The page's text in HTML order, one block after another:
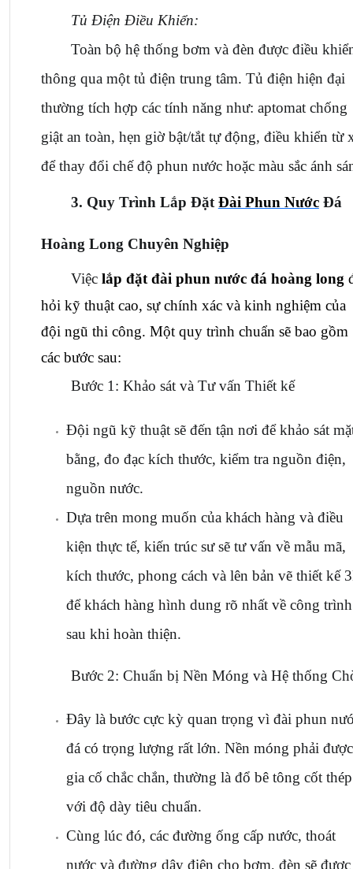
Tủ Điện Điều Khiển:
Toàn bộ hệ thống bơm và đèn được điều
thông qua một tủ điện trung tâm. Tủ điện hiện đại
thường tích hợp các tính năng như: aptomat chống
giật an toàn, hẹn giờ bật/tắt tự động, điều khiển từ
để thay đổi chế độ phun nước hoặc màu sắc ánh
3. Quy Trình Lắp Đặt Đài Phun Nước Đá
Hoàng Long Chuyên Nghiệp
Việc lắp đặt đài phun nước đá hoàng long
hỏi kỹ thuật cao, sự chính xác và kinh nghiệm của
đội ngũ thi công. Một quy trình chuẩn sẽ bao gồm
các bước sau:
Bước 1: Khảo sát và Tư vấn Thiết kế
Đội ngũ kỹ thuật sẽ đến tận nơi để khảo sát
bằng, đo đạc kích thước, kiểm tra nguồn điện,
nguồn nước.
Dựa trên mong muốn của khách hàng và điều
kiện thực tế, kiến trúc sư sẽ tư vấn về mẫu mã,
kích thước, phong cách và lên bản vẽ thiết kế
để khách hàng hình dung rõ nhất về công trình
sau khi hoàn thiện.
Bước 2: Chuẩn bị Nền Móng và Hệ thống
Đây là bước cực kỳ quan trọng vì đài phun
đá có trọng lượng rất lớn. Nền móng phải được
gia cố chắc chắn, thường là đổ bê tông cốt thép
với độ dày tiêu chuẩn.
Cùng lúc đó, các đường ống cấp nước, thoát
nước và đường dây điện cho bơm, đèn sẽ được